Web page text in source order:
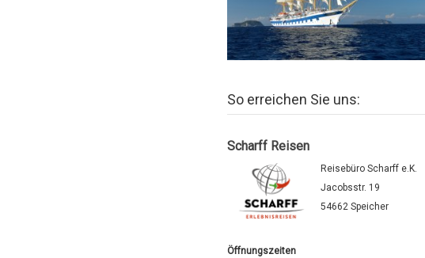
So erreichen Sie uns:
Scharff Reisen
Reisebüro Scharff e.K.
Jacobsstr. 19
54662 Speicher
Öffnungszeiten